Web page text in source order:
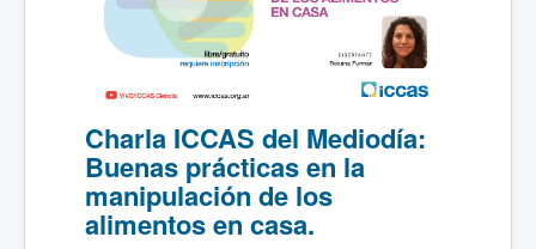
Charla ICCAS del Mediodía:
Buenas prácticas en la
manipulación de los
alimentos en casa.